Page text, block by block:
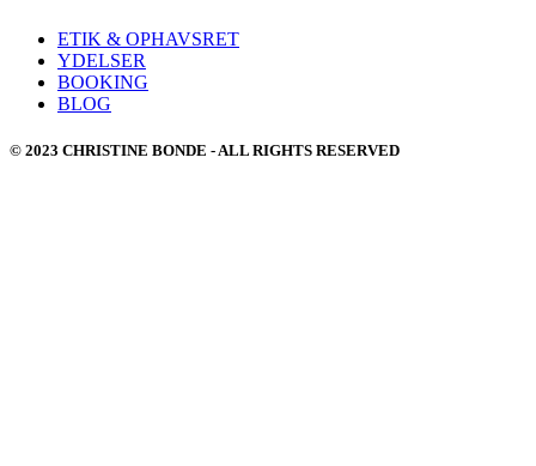
ETIK & OPHAVSRET
YDELSER
BOOKING
BLOG
© 2023 CHRISTINE BONDE - ALL RIGHTS RESERVED